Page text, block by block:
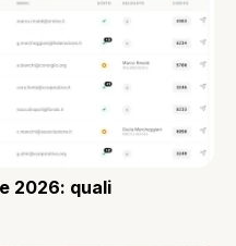
2026: quali